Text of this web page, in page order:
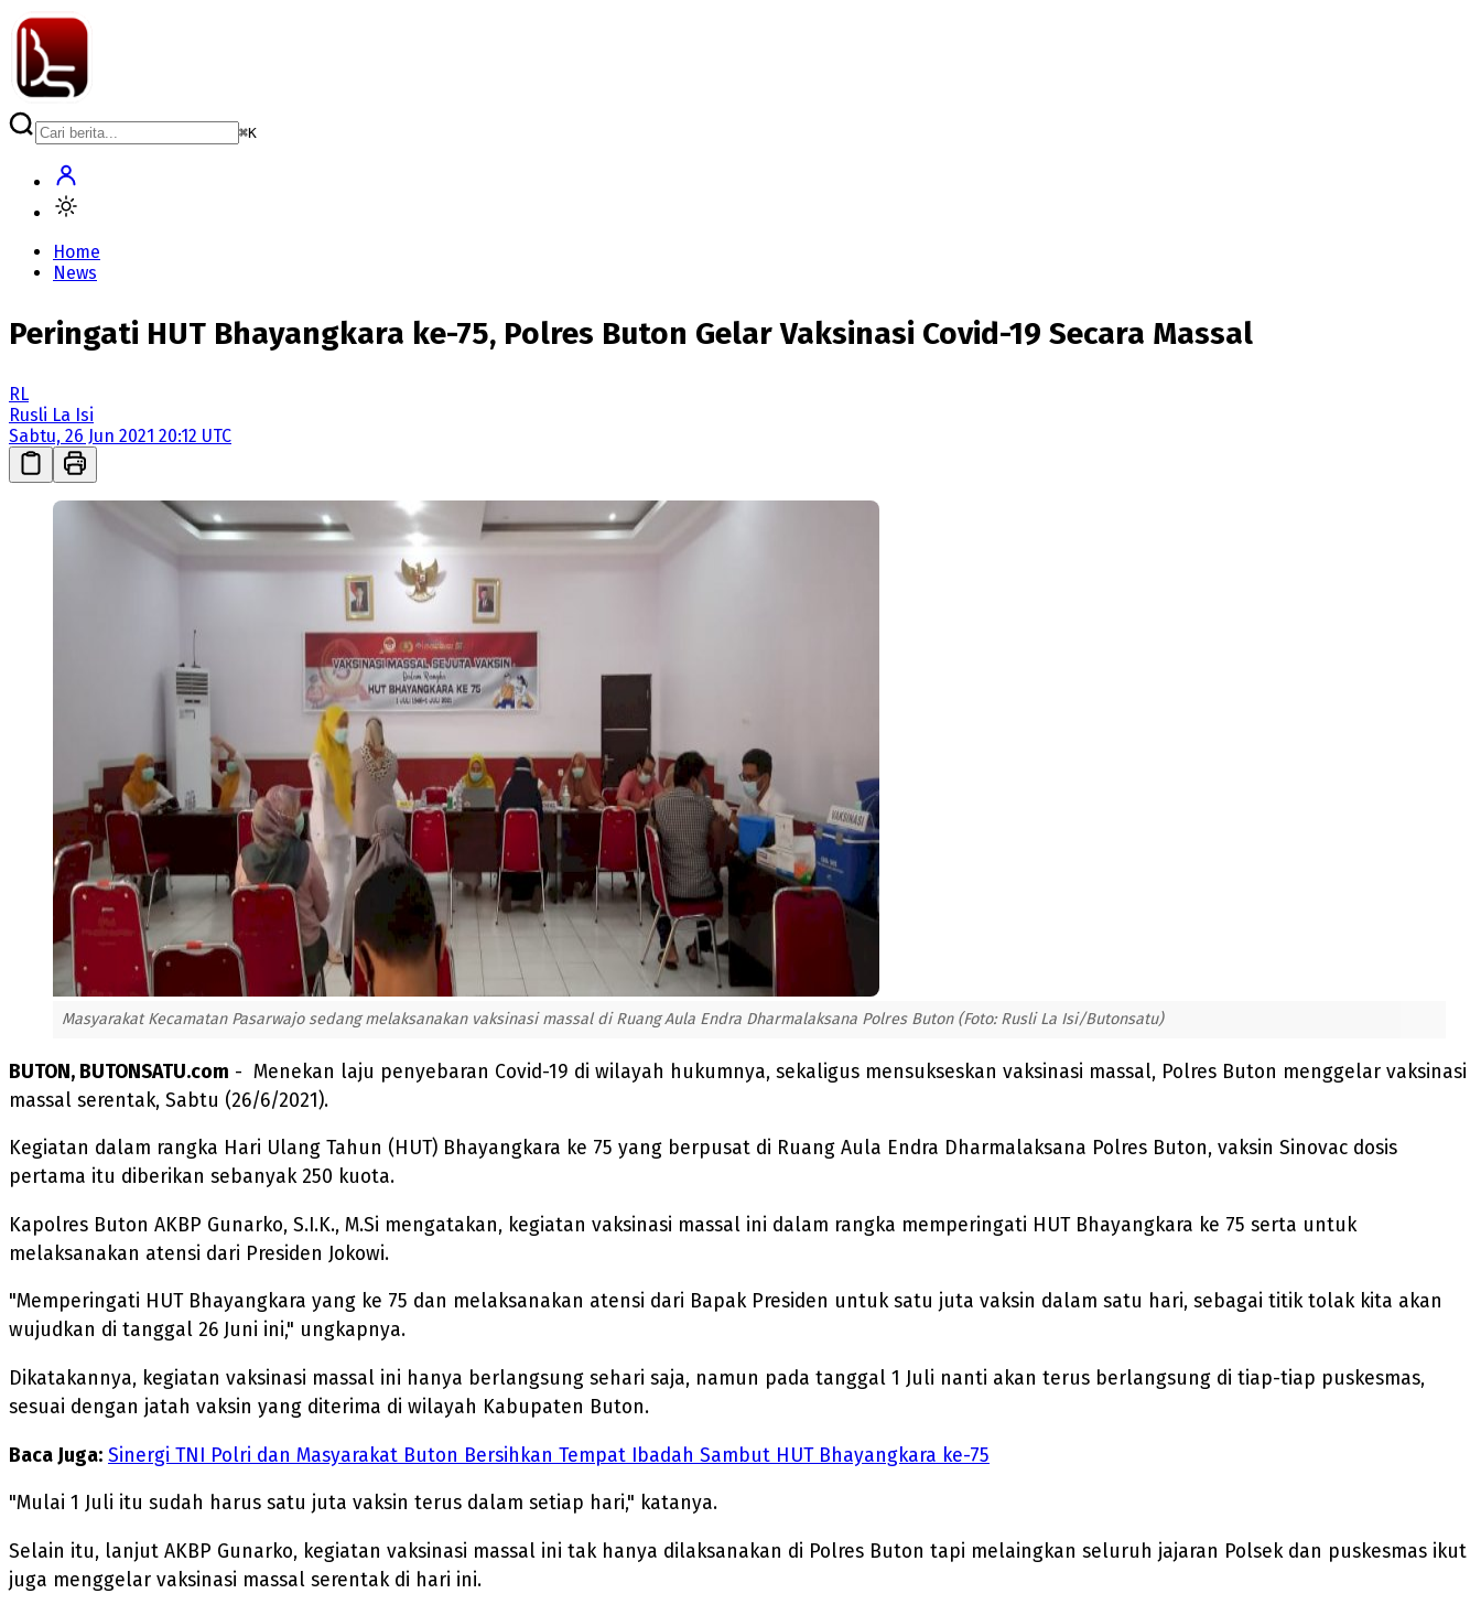
⌘K
Home
News
Peringati HUT Bhayangkara ke-75, Polres Buton Gelar Vaksinasi Covid-19 Secara Massal
RL
Rusli La Isi
Sabtu, 26 Jun 2021 20:12 UTC
Masyarakat Kecamatan Pasarwajo sedang melaksanakan vaksinasi massal di Ruang Aula Endra Dharmalaksana Polres Buton (Foto: Rusli La Isi/Butonsatu)
BUTON, BUTONSATU.com - Menekan laju penyebaran Covid-19 di wilayah hukumnya, sekaligus mensukseskan vaksinasi massal, Polres Buton menggelar vaksinasi
massal serentak, Sabtu (26/6/2021).
Kegiatan dalam rangka Hari Ulang Tahun (HUT) Bhayangkara ke 75 yang berpusat di Ruang Aula Endra Dharmalaksana Polres Buton, vaksin Sinovac dosis
pertama itu diberikan sebanyak 250 kuota.
Kapolres Buton AKBP Gunarko, S.I.K., M.Si mengatakan, kegiatan vaksinasi massal ini dalam rangka memperingati HUT Bhayangkara ke 75 serta untuk
melaksanakan atensi dari Presiden Jokowi.
"Memperingati HUT Bhayangkara yang ke 75 dan melaksanakan atensi dari Bapak Presiden untuk satu juta vaksin dalam satu hari, sebagai titik tolak kita akan
wujudkan di tanggal 26 Juni ini," ungkapnya.
Dikatakannya, kegiatan vaksinasi massal ini hanya berlangsung sehari saja, namun pada tanggal 1 Juli nanti akan terus berlangsung di tiap-tiap puskesmas,
sesuai dengan jatah vaksin yang diterima di wilayah Kabupaten Buton.
Baca Juga: Sinergi TNI Polri dan Masyarakat Buton Bersihkan Tempat Ibadah Sambut HUT Bhayangkara ke-75
"Mulai 1 Juli itu sudah harus satu juta vaksin terus dalam setiap hari," katanya.
Selain itu, lanjut AKBP Gunarko, kegiatan vaksinasi massal ini tak hanya dilaksanakan di Polres Buton tapi melaingkan seluruh jajaran Polsek dan puskesmas ikut
juga menggelar vaksinasi massal serentak di hari ini.